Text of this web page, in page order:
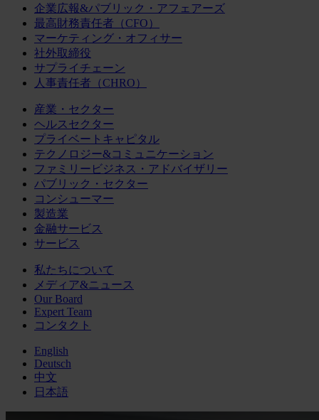
企業広報&パブリック・アフェアーズ
最高財務責任者（CFO）
マーケティング・オフィサー
社外取締役
サプライチェーン
人事責任者（CHRO）
産業・セクター
ヘルスセクター
プライベートキャピタル
テクノロジー&コミュニケーション
ファミリービジネス・アドバイザリー
パブリック・セクター
コンシューマー
製造業
金融サービス
サービス
私たちについて
メディア&ニュース
Our Board
Expert Team
コンタクト
English
Deutsch
中文
日本語